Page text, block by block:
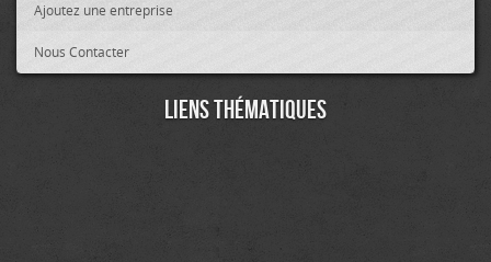
Ajoutez une entreprise
Nous Contacter
Liens thématiques